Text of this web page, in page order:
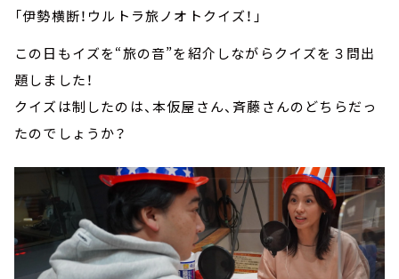
「伊勢横断！ウルトラ旅ノオトクイズ！」
この日もイズを“旅の音”を紹介しながらクイズを３問出
題しました！
クイズは制したのは、本仮屋さん、斉藤さんのどちらだっ
たのでしょうか？